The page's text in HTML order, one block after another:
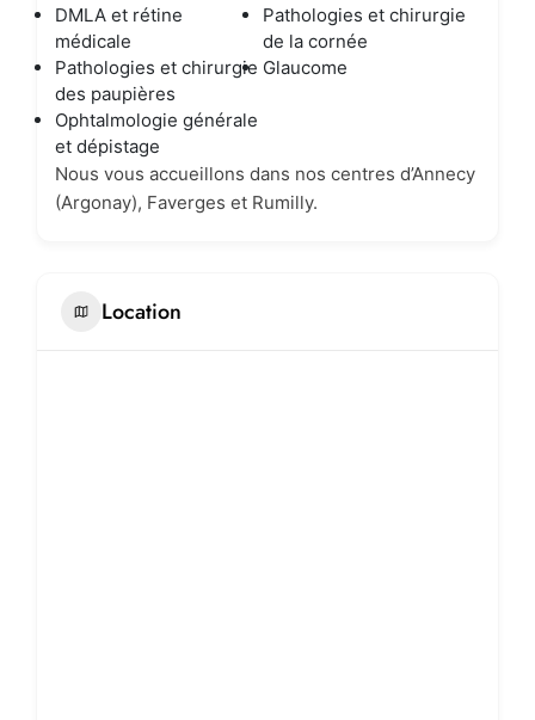
DMLA et rétine
médicale
Pathologies et chirurgie
de la cornée
Pathologies et chirurgie
des paupières
Glaucome
Ophtalmologie générale
et dépistage
Nous vous accueillons dans nos centres d’Annecy
(Argonay), Faverges et Rumilly.
Location